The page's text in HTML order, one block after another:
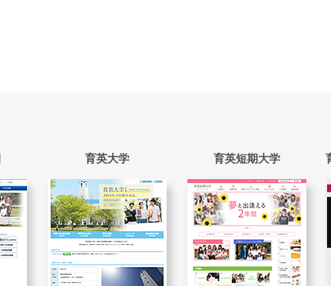
育英大学 育英短期大学